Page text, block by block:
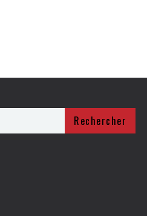
Rechercher